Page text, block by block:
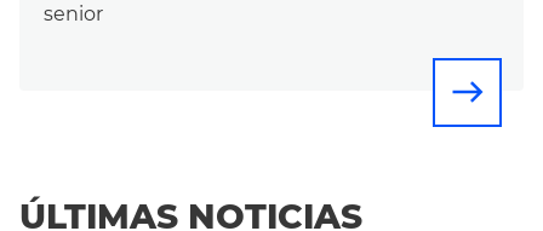
senior
east
ÚLTIMAS NOTICIAS